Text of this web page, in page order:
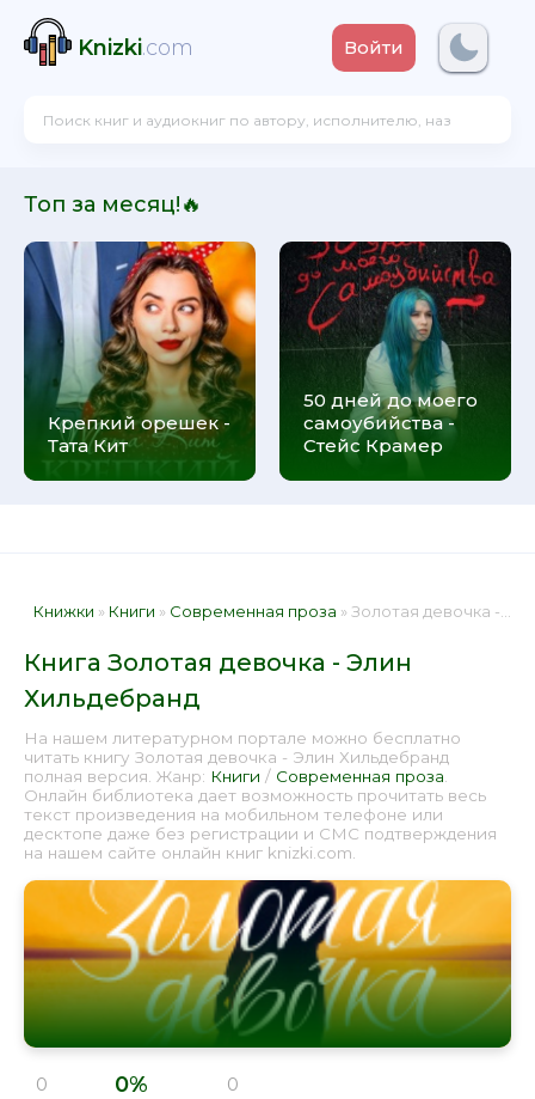
Knizki.com Войти
Топ за месяц!🔥
Крепкий орешек -
Тата Кит
50 дней до моего
самоубийства -
Стейс Крамер
Книжки » Книги » Современная проза » Золотая девочка - Элин Хильдебранд 📕 - Книга онлайн бесплатно
Книга Золотая девочка - Элин
Хильдебранд
На нашем литературном портале можно бесплатно
читать книгу Золотая девочка - Элин Хильдебранд
полная версия. Жанр: Книги / Современная проза
Онлайн библиотека дает возможность прочитать весь
текст произведения на мобильном телефоне или
десктопе даже без регистрации и СМС подтверждения
на нашем сайте онлайн книг knizki.com.
0 0% 0